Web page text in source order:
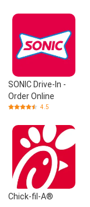
SONIC Drive-In -
Order Online
4.5
Chick-fil-A®